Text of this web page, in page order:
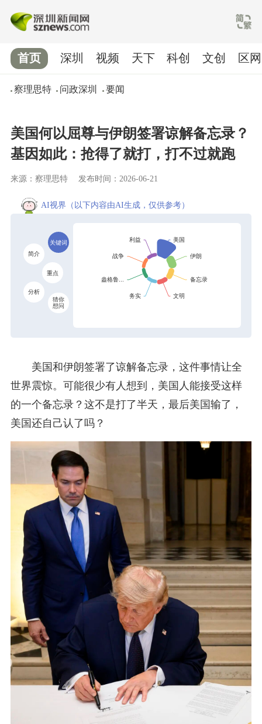
首页
察理思特 问政深圳 要闻
深圳 视频 天下 科创 文创 区网
美国何以屈尊与伊朗签署谅解备忘录？
基因如此：抢得了就打，打不过就跑
来源：察理思特 发布时间：2026-06-21
AI视界 （以下内容由AI生成，仅供参考）
关键词
简介
重点
分析
猜你
想问
美国和伊朗签署了谅解备忘录，这件事情让全
世界震惊。可能很少有人想到，美国人能接受这样
的一个备忘录？这不是打了半天，最后美国输了，
美国还自己认了吗？